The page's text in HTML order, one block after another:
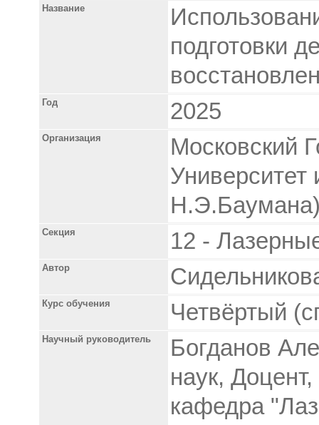
Название
подготовки
Год 2025
Организация
Московский
Секция 12 -
Автор
Курс обучения Четвёртый
Научный руководитель
Богданов
наук,
кафедра